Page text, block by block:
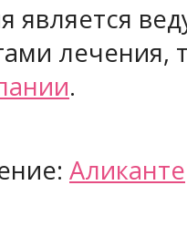
является
лечения,
.
Аликанте